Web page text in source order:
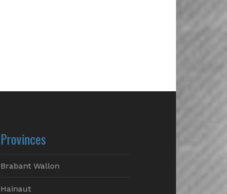
Provinces
Brabant Wallon
Hainaut